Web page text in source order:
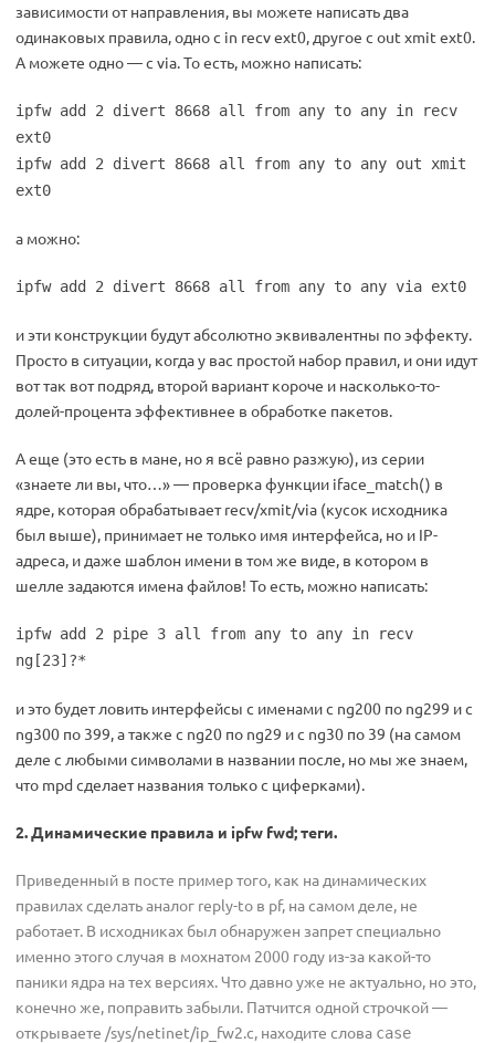
зависимости от направления, вы можете написать два
одинаковых правила, одно с in recv ext0, другое с out xmit ext0.
А можете одно — с via. То есть, можно написать:
ipfw add 2 divert 8668 all from any to any in recv
ext0
ipfw add 2 divert 8668 all from any to any out xmit
ext0
а можно:
ipfw add 2 divert 8668 all from any to any via ext0
и эти конструкции будут абсолютно эквивалентны по эффекту.
Просто в ситуации, когда у вас простой набор правил, и они идут
вот так вот подряд, второй вариант короче и насколько-то-
долей-процента эффективнее в обработке пакетов.
А еще (это есть в мане, но я всё равно разжую), из серии
«знаете ли вы, что…» — проверка функции iface_match() в
ядре, которая обрабатывает recv/xmit/via (кусок исходника
был выше), принимает не только имя интерфейса, но и IP-
адреса, и даже шаблон имени в том же виде, в котором в
шелле задаются имена файлов! То есть, можно написать:
ipfw add 2 pipe 3 all from any to any in recv
ng[23]?*
и это будет ловить интерфейсы с именами с ng200 по ng299 и c
ng300 по 399, а также с ng20 по ng29 и c ng30 по 39 (на самом
деле с любыми символами в названии после, но мы же знаем,
что mpd сделает названия только с циферками).
2. Динамические правила и ipfw fwd; теги.
Приведенный в посте пример того, как на динамических
правилах сделать аналог reply-to в pf, на самом деле, не
работает. В исходниках был обнаружен запрет специально
именно этого случая в мохнатом 2000 году из-за какой-то
паники ядра на тех версиях. Что давно уже не актуально, но это,
конечно же, поправить забыли. Патчится одной строчкой —
открываете /sys/netinet/ip_fw2.c, находите слова case